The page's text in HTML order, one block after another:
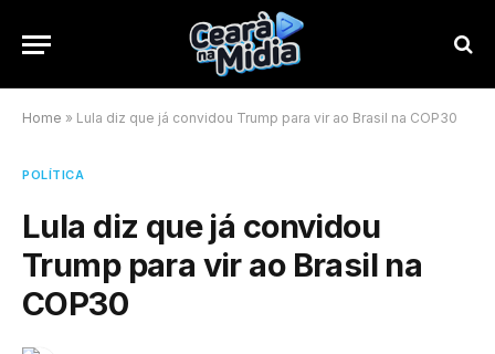
Home » Lula diz que já convidou Trump para vir ao Brasil na COP30
POLÍTICA
Lula diz que já convidou
Trump para vir ao Brasil na
COP30